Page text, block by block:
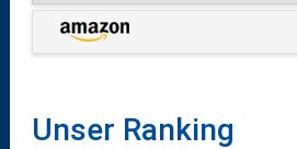
Unser Ranking